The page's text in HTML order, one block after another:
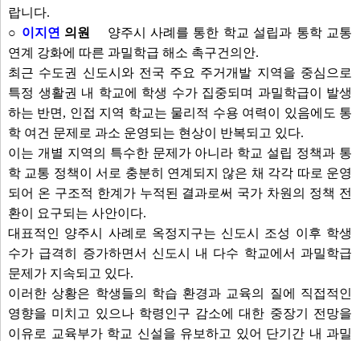
랍니다.
○ 이지연 의원
양주시 사례를 통한 학교 설립과 통학 교통
연계 강화에 따른 과밀학급 해소 촉구건의안.
최근 수도권 신도시와 전국 주요 주거개발 지역을 중심으로
특정 생활권 내 학교에 학생 수가 집중되며 과밀학급이 발생
하는 반면, 인접 지역 학교는 물리적 수용 여력이 있음에도 통
학 여건 문제로 과소 운영되는 현상이 반복되고 있다.
이는 개별 지역의 특수한 문제가 아니라 학교 설립 정책과 통
학 교통 정책이 서로 충분히 연계되지 않은 채 각각 따로 운영
되어 온 구조적 한계가 누적된 결과로써 국가 차원의 정책 전
환이 요구되는 사안이다.
대표적인 양주시 사례로 옥정지구는 신도시 조성 이후 학생
수가 급격히 증가하면서 신도시 내 다수 학교에서 과밀학급
문제가 지속되고 있다.
이러한 상황은 학생들의 학습 환경과 교육의 질에 직접적인
영향을 미치고 있으나 학령인구 감소에 대한 중장기 전망을
이유로 교육부가 학교 신설을 유보하고 있어 단기간 내 과밀